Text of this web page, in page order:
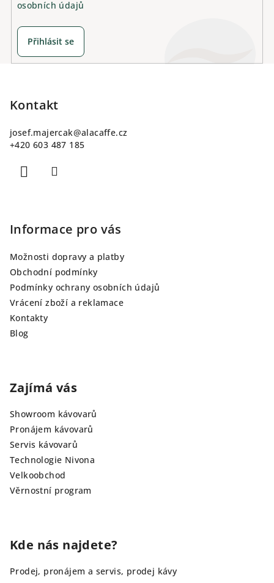
osobních údajů
Přihlásit se
Kontakt
josef.majercak@alacaffe.cz
+420 603 487 185
Informace pro vás
Možnosti dopravy a platby
Obchodní podmínky
Podmínky ochrany osobních údajů
Vrácení zboží a reklamace
Kontakty
Blog
Zajímá vás
Showroom kávovarů
Pronájem kávovarů
Servis kávovarů
Technologie Nivona
Velkoobchod
Věrnostní program
Kde nás najdete?
Prodej, pronájem a servis, prodej kávy